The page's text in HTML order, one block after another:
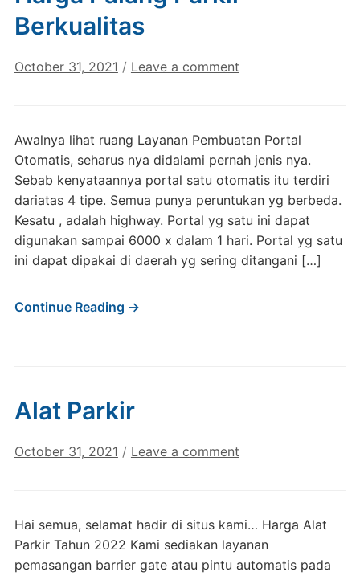
Berkualitas
October 31, 2021 / Leave a comment
Awalnya lihat ruang Layanan Pembuatan Portal
Otomatis, seharus nya didalami pernah jenis nya.
Sebab kenyataannya portal satu otomatis itu terdiri
dariatas 4 tipe. Semua punya peruntukan yg berbeda.
Kesatu , adalah highway. Portal yg satu ini dapat
digunakan sampai 6000 x dalam 1 hari. Portal yg satu
ini dapat dipakai di daerah yg sering ditangani […]
Continue Reading →
Alat Parkir
October 31, 2021 / Leave a comment
Hai semua, selamat hadir di situs kami… Harga Alat
Parkir Tahun 2022 Kami sediakan layanan
pemasangan barrier gate atau pintu automatis pada